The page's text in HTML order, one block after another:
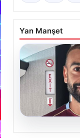
Yan Manşet
05.08.2026